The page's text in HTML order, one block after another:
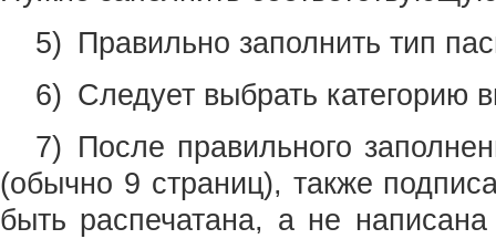
5) Правильно заполнить тип
6) Следует выбрать категорию
7) После правильного
(обычно 9 страниц), также
быть распечатана, а не